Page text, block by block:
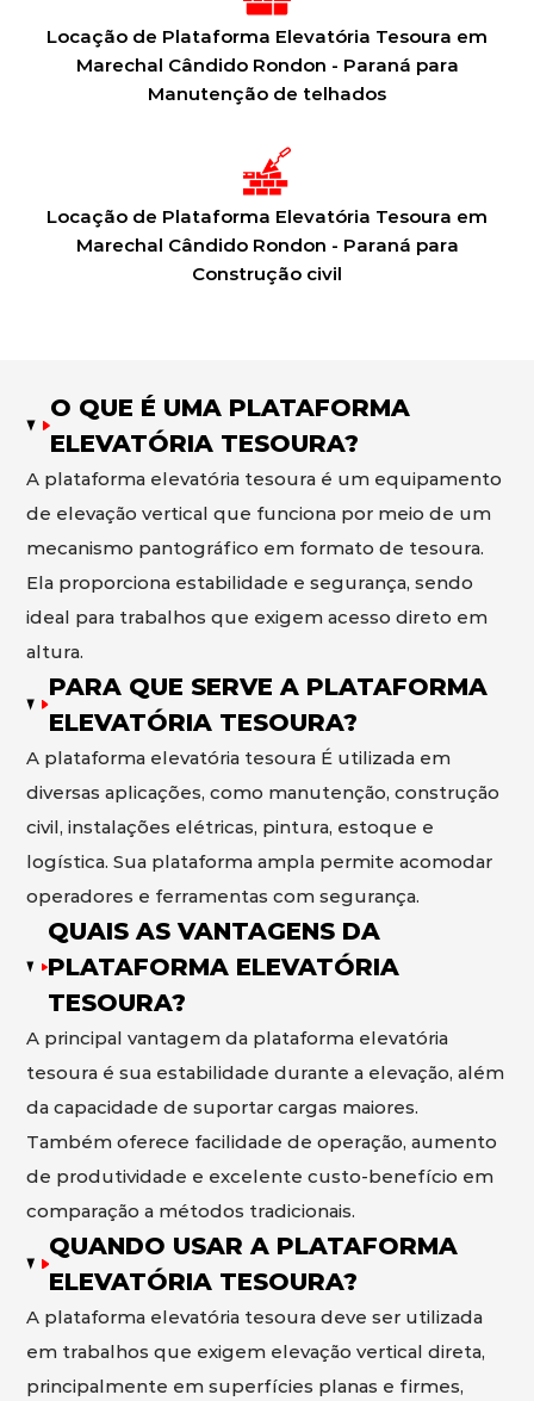
Locação de Plataforma Elevatória Tesoura em
Marechal Cândido Rondon - Paraná para
Manutenção de telhados
Locação de Plataforma Elevatória Tesoura em
Marechal Cândido Rondon - Paraná para
Construção civil
O QUE É UMA PLATAFORMA
ELEVATÓRIA TESOURA?
A plataforma elevatória tesoura é um equipamento
de elevação vertical que funciona por meio de um
mecanismo pantográfico em formato de tesoura.
Ela proporciona estabilidade e segurança, sendo
ideal para trabalhos que exigem acesso direto em
altura.
PARA QUE SERVE A PLATAFORMA
ELEVATÓRIA TESOURA?
A plataforma elevatória tesoura É utilizada em
diversas aplicações, como manutenção, construção
civil, instalações elétricas, pintura, estoque e
logística. Sua plataforma ampla permite acomodar
operadores e ferramentas com segurança.
QUAIS AS VANTAGENS DA
PLATAFORMA ELEVATÓRIA
TESOURA?
A principal vantagem da plataforma elevatória
tesoura é sua estabilidade durante a elevação, além
da capacidade de suportar cargas maiores.
Também oferece facilidade de operação, aumento
de produtividade e excelente custo-benefício em
comparação a métodos tradicionais.
QUANDO USAR A PLATAFORMA
ELEVATÓRIA TESOURA?
A plataforma elevatória tesoura deve ser utilizada
em trabalhos que exigem elevação vertical direta,
principalmente em superfícies planas e firmes,